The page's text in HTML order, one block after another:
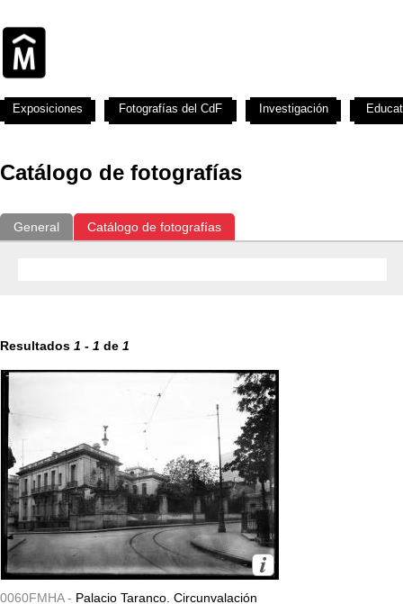
Catálogo de fotografías
General Catálogo de fotografías
Resultados 1 - 1 de 1
0060FMHA - Palacio Taranco. Circunvalación
Exposiciones Fotografías del CdF Investigación